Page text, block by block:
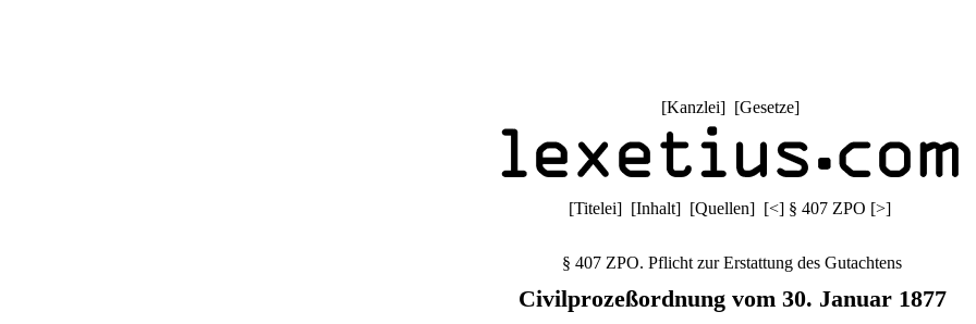
[Kanzlei] [Gesetze]
[Titelei] [Inhalt] [Quellen] [<] § 407 ZPO [>]
§ 407 ZPO. Pflicht zur Erstattung des Gutachtens
Civilprozeßordnung vom 30. Januar 1877